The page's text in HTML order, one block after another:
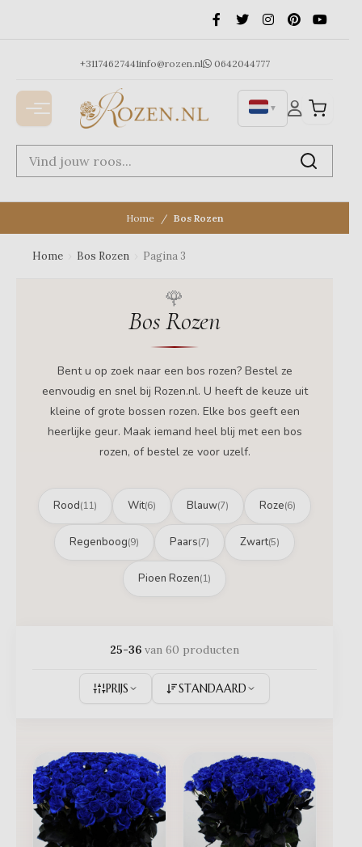
+31174627441info@rozen.nl 0642044777
▼
Home Bos Rozen
Home Bos Rozen Pagina 3
Bos Rozen
Bent u op zoek naar een bos rozen? Bestel ze
eenvoudig en snel bij Rozen.nl. U heeft de keuze uit
kleine of grote bossen rozen. Elke bos geeft een
heerlijke geur. Maak iemand heel blij met een bos
rozen, of bestel ze voor uzelf.
Rood(11) Wit(6) Blauw(7) Roze(6)
Regenboog(9) Paars(7) Zwart(5)
Pioen Rozen(1)
25-36 van 60 producten
PRIJS STANDAARD